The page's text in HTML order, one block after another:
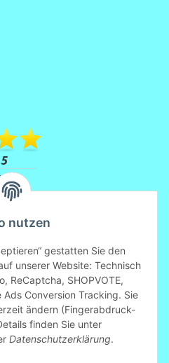
nutzen
gestatten Sie den
unserer Website: Technisch
ReCaptcha, SHOPVOTE,
Conversion Tracking. Sie
ändern (Fingerabdruck-
finden Sie unter
Datenschutzerklärung.
Initiative "Fairness im
zur Initiative:
im-handel.de